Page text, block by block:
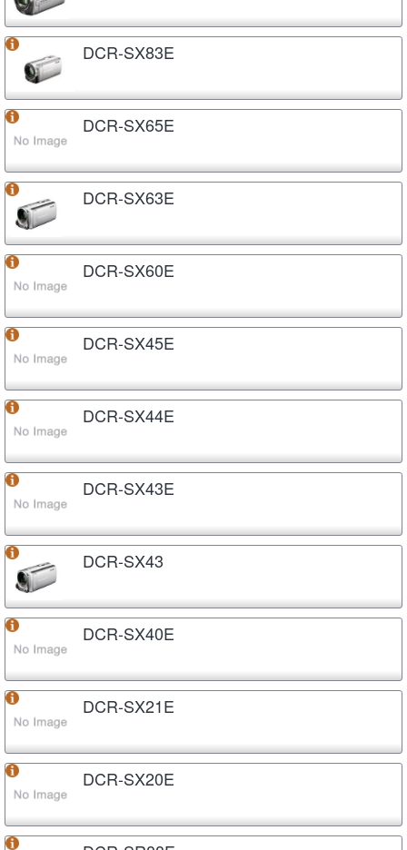
DCR-SX83E
DCR-SX65E
DCR-SX63E
DCR-SX60E
DCR-SX45E
DCR-SX44E
DCR-SX43E
DCR-SX43
DCR-SX40E
DCR-SX21E
DCR-SX20E